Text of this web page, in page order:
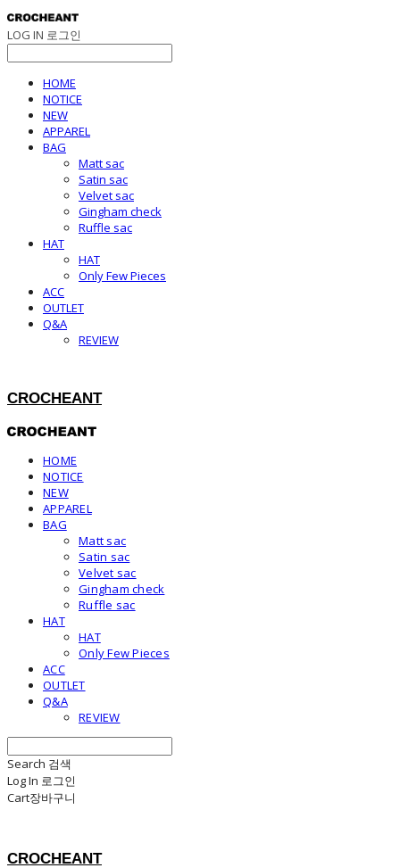
LOG IN 로그인
HOME
NOTICE
NEW
APPAREL
BAG
Matt sac
Satin sac
Velvet sac
Gingham check
Ruffle sac
HAT
HAT
Only Few Pieces
ACC
OUTLET
Q&A
REVIEW
CROCHEANT
HOME
NOTICE
NEW
APPAREL
BAG
Matt sac
Satin sac
Velvet sac
Gingham check
Ruffle sac
HAT
HAT
Only Few Pieces
ACC
OUTLET
Q&A
REVIEW
Search 검색
Log In 로그인
Cart장바구니
CROCHEANT